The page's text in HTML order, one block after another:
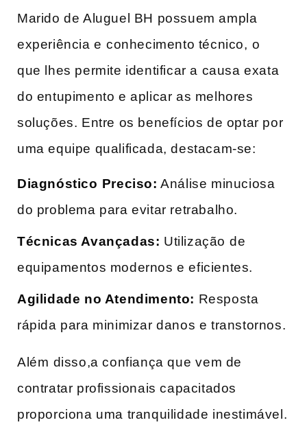
Marido de Aluguel BH possuem ampla
‍experiência e⁤ conhecimento técnico,⁣ o
‍que lhes permite identificar a causa exata
do​ entupimento e ‍aplicar as melhores
soluções. Entre os benefícios de optar ‌por
uma equipe qualificada, destacam-se:
Diagnóstico⁤ Preciso: Análise minuciosa​
do problema para evitar‌ retrabalho.
Técnicas Avançadas: Utilização⁢ de
equipamentos​ modernos e eficientes.
Agilidade no Atendimento: Resposta
rápida para minimizar danos e transtornos.
Além⁤ disso,a confiança‌ que ⁣vem de
contratar profissionais​ capacitados
proporciona uma tranquilidade inestimável.